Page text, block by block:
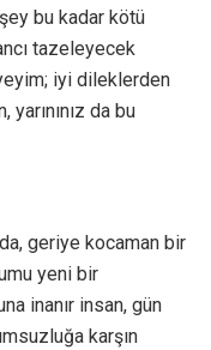
bu kadar kötü
tazeleyecek
iyi dileklerden
da bu
geriye kocaman bir
yeni bir
inanır insan, gün
karşın